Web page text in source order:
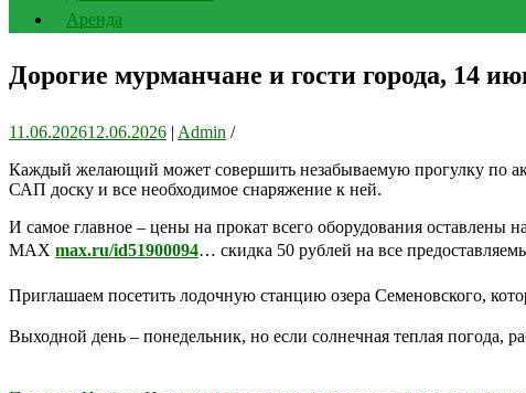
Аренда
Дорогие мурманчане и гости города, 14
11.06.202612.06.2026 | Admin /
Каждый желающий может совершить незабываемую прогулку по
САП доску и все необходимое снаряжение к ней.
И самое главное – цены на прокат всего оборудования
MAX max.ru/id51900094… скидка 50 рублей на все
Приглашаем посетить лодочную станцию озера Семеновского,
Выходной день – понедельник, но если солнечная теплая погода,